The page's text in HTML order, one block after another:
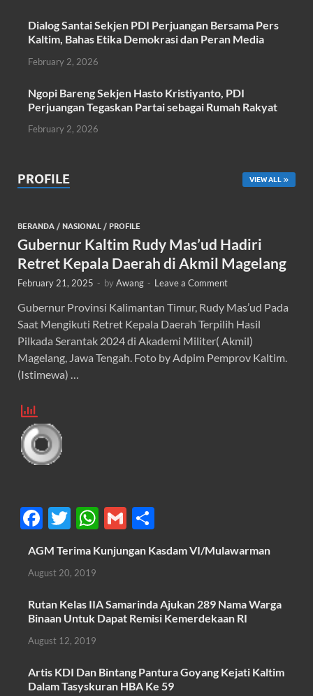
Dialog Santai Sekjen PDI Perjuangan Bersama Pers
Kaltim, Bahas Etika Demokrasi dan Peran Media
February 2, 2026
Ngopi Bareng Sekjen Hasto Kristiyanto, PDI
Perjuangan Tegaskan Partai sebagai Rumah Rakyat
February 2, 2026
PROFILE VIEW ALL
BERANDA / NASIONAL / PROFILE
Gubernur Kaltim Rudy Mas’ud Hadiri
Retret Kepala Daerah di Akmil Magelang
February 21, 2025 - byAwang - Leave a Comment
Gubernur Provinsi Kalimantan Timur, Rudy Mas’ud Pada
Saat Mengikuti Retret Kepala Daerah Terpilih Hasil
Pilkada Serantak 2024 di Akademi Militer( Akmil)
Magelang, Jawa Tengah. Foto by Adpim Pemprov Kaltim.
(Istimewa) …
F
ac
e
b
o
o
k
T
w
itt
er
W
h
at
A
p
G
ail
h
ar
AGM Terima Kunjungan Kasdam VI/Mulawarman
August 20, 2019
Rutan Kelas IIA Samarinda Ajukan 289 Nama Warga
Binaan Untuk Dapat Remisi Kemerdekaan RI
August 12, 2019
Artis KDI Dan Bintang Pantura Goyang Kejati Kaltim
Dalam Tasyskuran HBA Ke 59